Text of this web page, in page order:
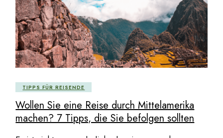
TIPPS FÜR REISENDE
Wollen Sie eine Reise durch Mittelamerika
machen? 7 Tipps, die Sie befolgen sollten